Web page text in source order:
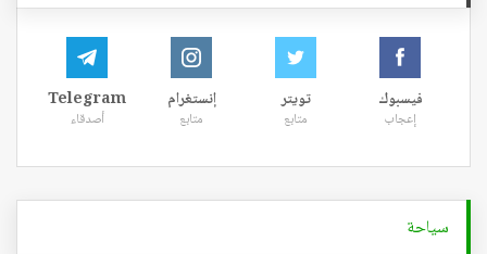
فيسبوك
إعجاب
تويتر
متابع
إنستغرام
متابع
Telegram
أصدقاء
سياحة